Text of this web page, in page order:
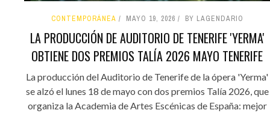
CONTEMPORÁNEA MAYO 19, 2026 BY LAGENDARIO
LA PRODUCCIÓN DE AUDITORIO DE TENERIFE 'YERMA'
OBTIENE DOS PREMIOS TALÍA 2026 MAYO TENERIFE
La producción del Auditorio de Tenerife de la ópera 'Yerma'
se alzó el lunes 18 de mayo con dos premios Talía 2026, que
organiza la Academia de Artes Escénicas de España: mejor